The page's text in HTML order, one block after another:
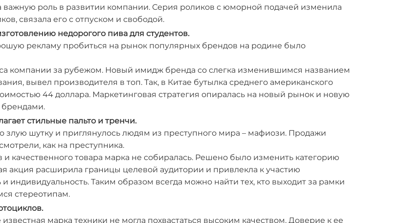
роль в развитии компании. Серия роликов с юморной подачей изменила
связала его с отпуском и свободой.
недорогого пива для студентов.
рекламу пробиться на рынок популярных брендов на родине было
компании за рубежом. Новый имидж бренда со слегка изменившимся названием
вывел производителя в топ. Так, в Китае бутылка среднего американского
44 доллара. Маркетинговая стратегия опиралась на новый рынок и новую
брендами.
стильные пальто и тренчи.
злую шутку и приглянулось людям из преступного мира – мафиози. Продажи
как на преступника.
и качественного товара марка не собиралась. Решено было изменить категорию
акция расширила границы целевой аудитории и привлекла к участию
индивидуальность. Таким образом всегда можно найти тех, кто выходит за рамки
стереотипам.
марка техники не могла похвастаться высоким качеством. Доверие к ее